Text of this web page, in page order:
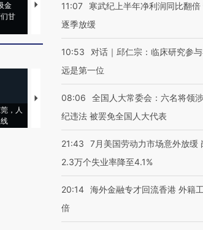
金
甘
马航飞行员跨国走私7万
视线｜被称为“蟑螂”
，人
【推广】走进第四届链博
会，让数智科技“链”接产
【特别呈现】寻找100
有意思的生活方式·第
11:07
寒武纪上半年净利润同比翻倍
逐季放缓
10:53
对话｜邱仁宗：临床研究参
远是第一位
08:06
全国人大常委会：六名将领
纪违法 被罢免全国人大代表
21:43
7月美国劳动力市场意外放缓
2.3万个失业率降至4.1%
20:14 海外金融专才回流香港 外籍
倍